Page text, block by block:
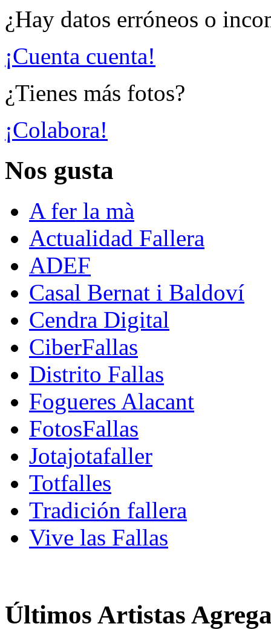
¿Hay datos erróneos o
¡Cuenta cuenta!
¿Tienes más fotos?
¡Colabora!
Nos gusta
A fer la mà
Actualidad Fallera
ADEF
Casal Bernat i Baldoví
Cendra Digital
CiberFallas
Distrito Fallas
Fogueres Alacant
FotosFallas
Jotajotafaller
Totfalles
Tradición fallera
Vive las Fallas
Últimos Artistas